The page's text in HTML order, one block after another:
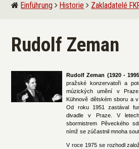
Einführung Historie Zakladatelé
Rudolf Zeman
Rudolf Zeman (1920 -
pražské konzervatoři a
múzických umění v
Kühnově dětském sboru a
Od roku 1951 zastával
divadle v Praze. V
sbormistrem Pěveckého
nímž se zúčastnil mnoha
V roce 1975 se rozhodl